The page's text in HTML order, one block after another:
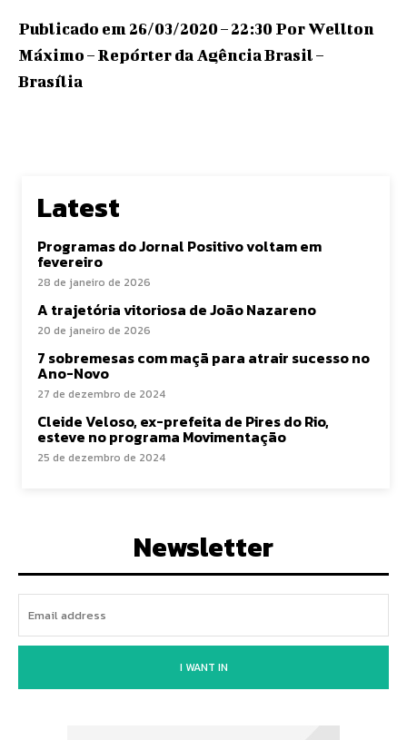
Publicado em 26/03/2020 – 22:30 Por Wellton
Máximo – Repórter da Agência Brasil –
Brasília
Latest
Programas do Jornal Positivo voltam em
fevereiro
28 de janeiro de 2026
A trajetória vitoriosa de João Nazareno
20 de janeiro de 2026
7 sobremesas com maçã para atrair sucesso no
Ano-Novo
27 de dezembro de 2024
Cleide Veloso, ex-prefeita de Pires do Rio,
esteve no programa Movimentação
25 de dezembro de 2024
Newsletter
I WANT IN